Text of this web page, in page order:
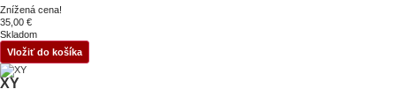
Znížená cena!
35,00 €
Skladom
Vložiť do košíka
XY